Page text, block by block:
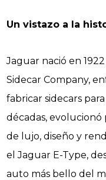
Un vistazo a la
Jaguar nació en
Sidecar Company,
fabricar sidecars
décadas,
de lujo, diseño y
el Jaguar E-Type,
auto más bello del